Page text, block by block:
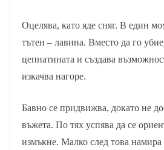
Оцелява, като яде сняг. В един
тътен – лавина. Вместо да го
цепнатината и създава
изкачва нагоре.
Бавно се придвижва, докато не
въжета. По тях успява да се
измъкне. Малко след това